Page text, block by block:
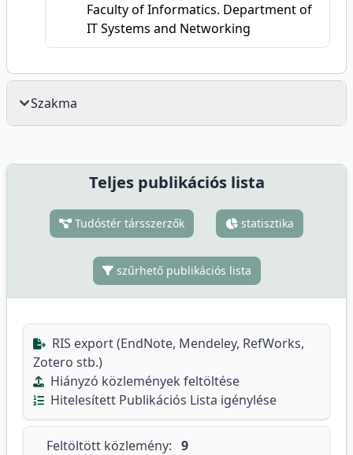
Faculty of Informatics. Department of
IT Systems and Networking
Szakma
Teljes publikációs lista
Tudóstér társszerzők statisztika
szűrhető publikációs lista
RIS export (EndNote, Mendeley, RefWorks,
Zotero stb.)
Hiányzó közlemények feltöltése
Hitelesített Publikációs Lista igénylése
Feltöltött közlemény: 9